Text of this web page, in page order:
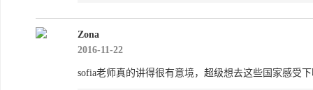
Zona
2016-11-22
sofia老师真的讲得很有意境，超级想去这些国家感受